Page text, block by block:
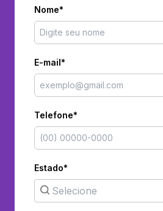
Nome*
E-mail*
Telefone*
Estado*